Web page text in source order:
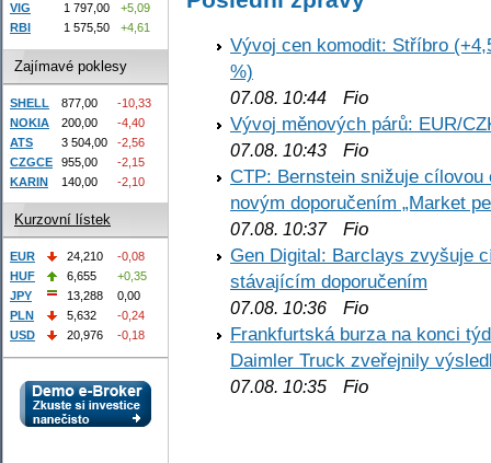
Vývoj cen komodit: Stříbro
%)
07.08. 10:44 Fio
Vývoj měnových párů: EUR/
07.08. 10:43 Fio
CTP: Bernstein snižuje
novým doporučením „Market
07.08. 10:37Fio
Gen Digital: Barclays zvyšuje
stávajícím doporučením
07.08. 10:36 Fio
Frankfurtská burza na konci
Daimler Truck zveřejnily
07.08. 10:35 Fio
VIG
1 797,00
+5,09
RBI
1 575,50 +4,61
Zajímavé poklesy
SHELL 877,00
-10,33
NOKIA
200,00
-4,40
ATS
3 504,00
-2,56
CZGCE
955,00
-2,15
KARIN
140,00 -2,10
Kurzovní lístek
EUR 24,210
-0,08
HUF
6,655
+0,35
JPY
13,288
0,00
PLN
5,632
-0,24
USD
20,976 -0,18